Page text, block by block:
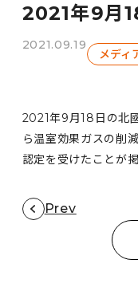
2021年9月
2021.09.19
メディ
2021年9月18日の北
ら温室効果ガスの削
認定を受けたことが
Prev